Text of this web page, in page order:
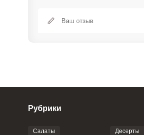
Рубрики
Салаты Десерты